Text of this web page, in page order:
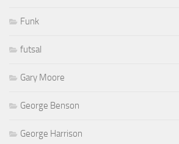
Funk
futsal
Gary Moore
George Benson
George Harrison